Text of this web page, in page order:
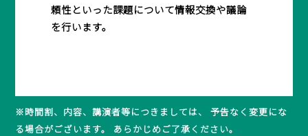
頼性といった課題について情報交換や議論
を行います。
※時間割、内容、講演者等につきましては、 予告なく変更にな
る場合がございます。 あらかじめご了承ください。